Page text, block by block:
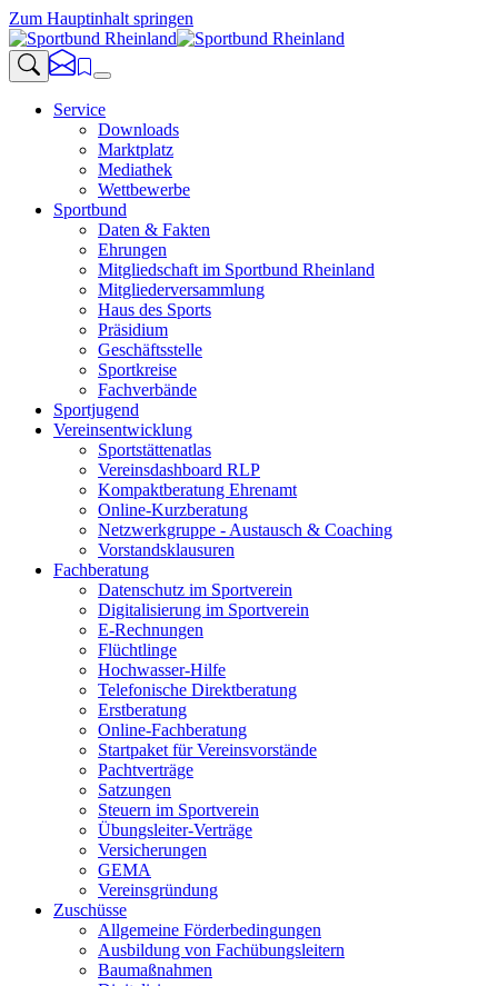
Zum Hauptinhalt springen
Service
Downloads
Marktplatz
Mediathek
Wettbewerbe
Sportbund
Daten & Fakten
Ehrungen
Mitgliedschaft im Sportbund Rheinland
Mitgliederversammlung
Haus des Sports
Präsidium
Geschäftsstelle
Sportkreise
Fachverbände
Sportjugend
Vereinsentwicklung
Sportstättenatlas
Vereinsdashboard RLP
Kompaktberatung Ehrenamt
Online-Kurzberatung
Netzwerkgruppe - Austausch & Coaching
Vorstandsklausuren
Fachberatung
Datenschutz im Sportverein
Digitalisierung im Sportverein
E-Rechnungen
Flüchtlinge
Hochwasser-Hilfe
Telefonische Direktberatung
Erstberatung
Online-Fachberatung
Startpaket für Vereinsvorstände
Pachtverträge
Satzungen
Steuern im Sportverein
Übungsleiter-Verträge
Versicherungen
GEMA
Vereinsgründung
Zuschüsse
Allgemeine Förderbedingungen
Ausbildung von Fachübungsleitern
Baumaßnahmen